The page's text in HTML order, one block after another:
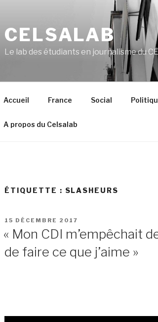
CELSALAB
Le lab des étudiants en journalisme du
Accueil France Social
A propos du Celsalab
ÉTIQUETTE : SLASHEURS
PUBLIÉ
LE
15 DÉCEMBRE 2017
« Mon CDI m’empêchait
de faire ce que j’aime »